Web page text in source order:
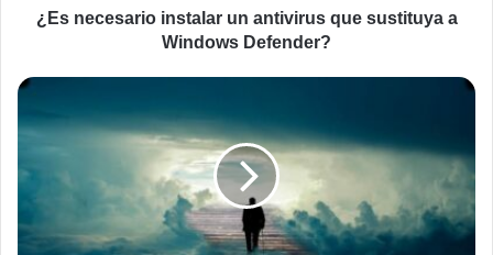
Defender?
¿Es necesario instalar un antivirus que sustituya a
Windows Defender?
El
no
mortal:
hombre
muere